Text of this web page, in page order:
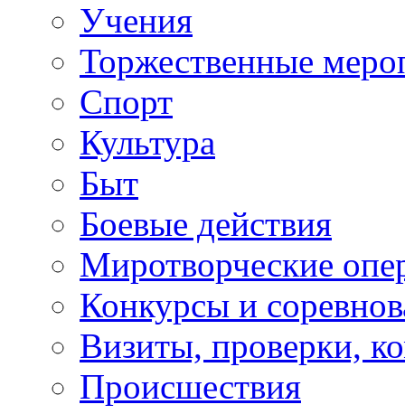
Учения
Торжественные
Спорт
Культура
Быт
Боевые действия
Миротворческие
Конкурсы и
Визиты, проверки,
Происшествия